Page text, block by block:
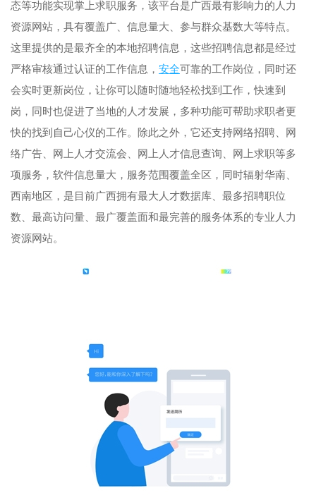
态等功能实现掌上求职服务，该平台是广西最有影响力的人力
资源网站，具有覆盖广、信息量大、参与群众基数大等特点。
这里提供的是最齐全的本地招聘信息，这些招聘信息都是经过
严格审核通过认证的工作信息， 安全可靠的工作岗位，同时还
会实时更新岗位，让你可以随时随地轻松找到工作，快速到
岗，同时也促进了当地的人才发展，多种功能可帮助求职者更
快的找到自己心仪的工作。除此之外，它还支持网络招聘、网
络广告、网上人才交流会、网上人才信息查询、网上求职等多
项服务，软件信息量大，服务范围覆盖全区，同时辐射华南、
西南地区，是目前广西拥有最大人才数据库、最多招聘职位
数、最高访问量、最广覆盖面和最完善的服务体系的专业人力
资源网站。